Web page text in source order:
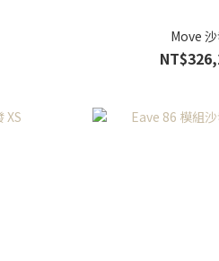
Move